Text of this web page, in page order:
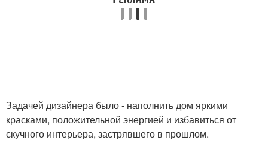
Задачей дизайнера было - наполнить дом яркими
красками, положительной энергией и избавиться от
скучного интерьера, застрявшего в прошлом.